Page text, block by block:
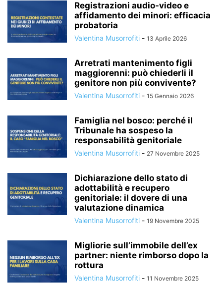
Registrazioni audio-video e
affidamento dei minori: efficacia
probatoria
Valentina Musorrofiti - 13 Aprile 2026
Arretrati mantenimento figli
maggiorenni: può chiederli il
genitore non più convivente?
Valentina Musorrofiti - 15 Gennaio 2026
Famiglia nel bosco: perché il
Tribunale ha sospeso la
responsabilità genitoriale
Valentina Musorrofiti - 27 Novembre 2025
Dichiarazione dello stato di
adottabilità e recupero
genitoriale: il dovere di una
valutazione dinamica
Valentina Musorrofiti - 19 Novembre 2025
Migliorie sull’immobile dell’ex
partner: niente rimborso dopo la
rottura
Valentina Musorrofiti - 11 Novembre 2025